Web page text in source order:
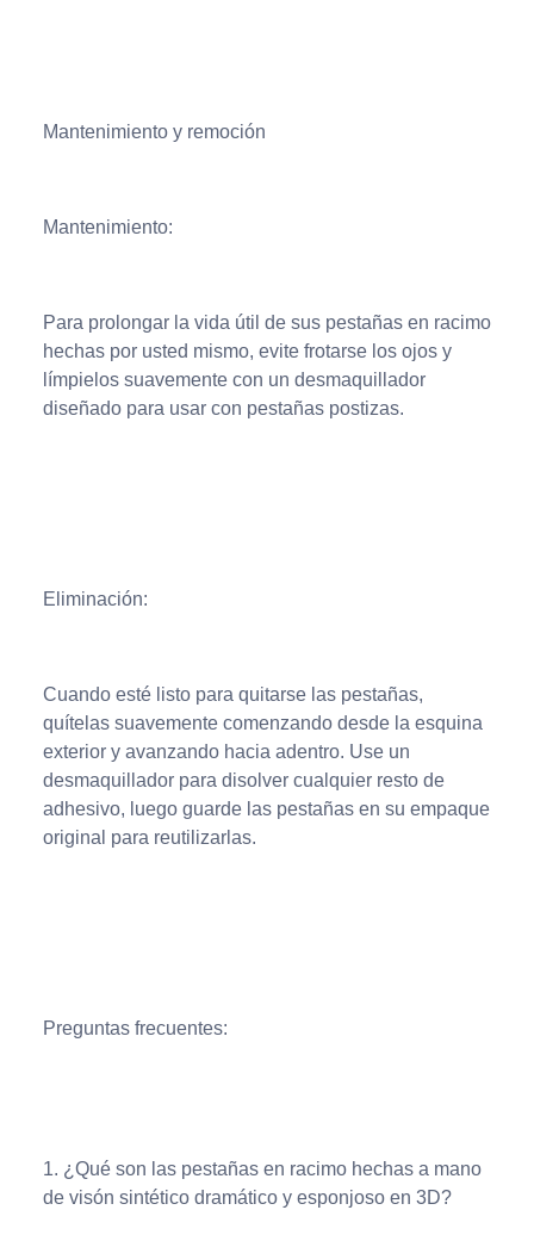
Mantenimiento y remoción
Mantenimiento:
Para prolongar la vida útil de sus pestañas en racimo
hechas por usted mismo, evite frotarse los ojos y
límpielos suavemente con un desmaquillador
diseñado para usar con pestañas postizas.
Eliminación:
Cuando esté listo para quitarse las pestañas,
quítelas suavemente comenzando desde la esquina
exterior y avanzando hacia adentro. Use un
desmaquillador para disolver cualquier resto de
adhesivo, luego guarde las pestañas en su empaque
original para reutilizarlas.
Preguntas frecuentes:
1. ¿Qué son las pestañas en racimo hechas a mano
de visón sintético dramático y esponjoso en 3D?